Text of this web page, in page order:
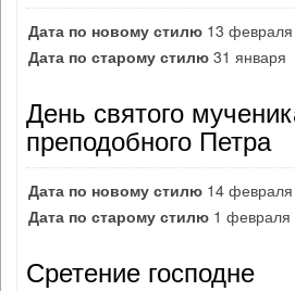
Дата по новому стилю 13 февраля
Дата по старому стилю 31 января
День святого
преподобного Петра
Дата по новому стилю 14 февраля
Дата по старому стилю 1 февраля
Сретение господне